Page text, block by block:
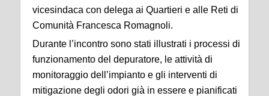
vicesindaca con delega ai Quartieri e alle Reti di
Comunità Francesca Romagnoli.
Durante l’incontro sono stati illustrati i processi di
funzionamento del depuratore, le attività di
monitoraggio dell’impianto e gli interventi di
mitigazione degli odori già in essere e pianificati